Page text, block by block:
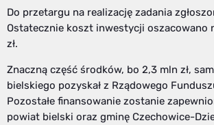
Do przetargu na realizację zadania
Ostatecznie koszt inwestycji oszacowano
zł.
Znaczną część środków, bo 2,3 mln zł,
bielskiego pozyskał z Rządowego
Pozostałe finansowanie zostanie
powiat bielski oraz gminę Czechowice-